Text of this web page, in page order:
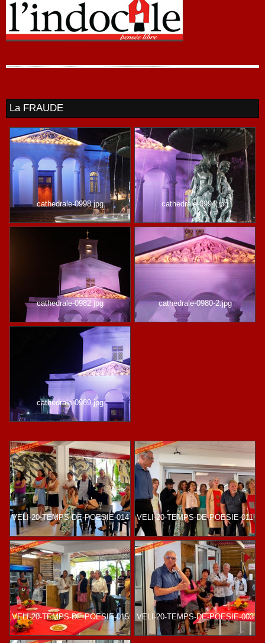
La FRAUDE
cathedrale-0998.jpg cathedrale-0994.jpg
cathedrale-0982.jpg cathedrale-0980-2.jpg
cathedrale-0989.jpg
VELI-20-TEMPS-DE-POESIE-014 VELI-20-TEMPS-DE-POESIE-011
VELI-20-TEMPS-DE-POESIE-015 VELI-20-TEMPS-DE-POESIE-003